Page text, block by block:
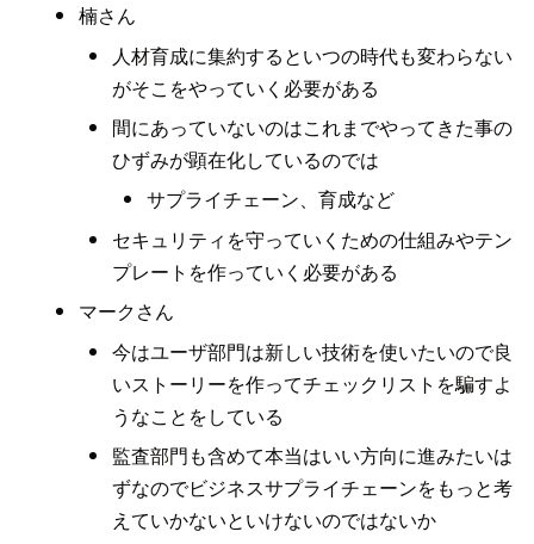
楠さん
人材育成に集約するといつの時代も変わらない
がそこをやっていく必要がある
間にあっていないのはこれまでやってきた事の
ひずみが顕在化しているのでは
サプライチェーン、育成など
セキュリティを守っていくための仕組みやテン
プレートを作っていく必要がある
マークさん
今はユーザ部門は新しい技術を使いたいので良
いストーリーを作ってチェックリストを騙すよ
うなことをしている
監査部門も含めて本当はいい方向に進みたいは
ずなのでビジネスサプライチェーンをもっと考
えていかないといけないのではないか